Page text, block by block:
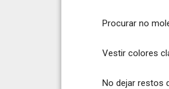
Procurar no
Vestir colores
No dejar restos